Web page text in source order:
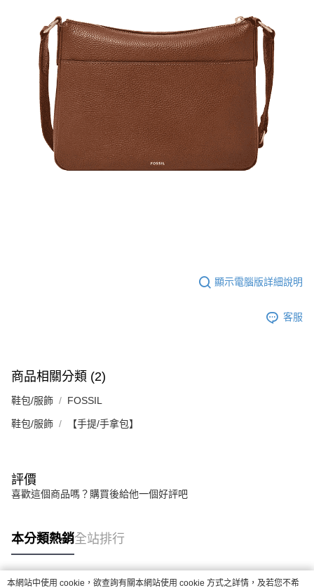
顯示電腦版詳細說明
客服
商品相關分類 (2)
鞋包/服飾 FOSSIL
鞋包/服飾 【手提/手拿包】
評價
喜歡這個商品嗎？購買後給他一個好評吧
本分類熱銷全站排行
本網站中使用 cookie，欲查詢有關本網站使用 cookie 方式之詳情，及若您不希